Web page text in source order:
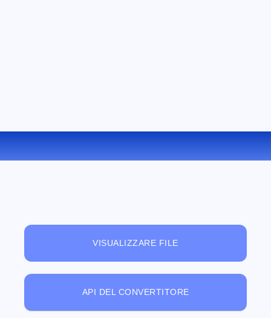
CONVERTIRE LRF IN RB ONLINE
VISUALIZZARE FILE
API DEL CONVERTITORE